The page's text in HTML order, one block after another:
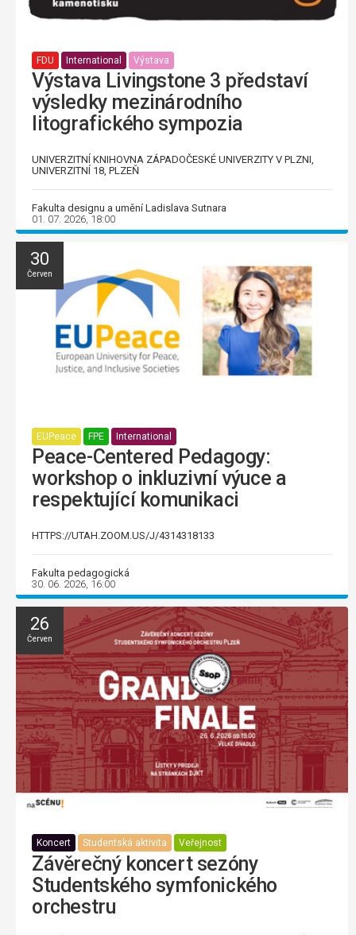
FDU International Výstava
Výstava Livingstone 3 představí
výsledky mezinárodního
litografického sympozia
UNIVERZITNÍ KNIHOVNA ZÁPADOČESKÉ UNIVERZITY V PLZNI,
UNIVERZITNÍ 18, PLZEŇ
Fakulta designu a umění Ladislava Sutnara
01. 07. 2026, 18:00
30
Červen
EUPeace FPE International
Peace-Centered Pedagogy:
workshop o inkluzivní výuce a
respektující komunikaci
HTTPS://UTAH.ZOOM.US/J/4314318133
Fakulta pedagogická
30. 06. 2026, 16:00
26
Červen
Koncert Studentská aktivita Veřejnost
Závěrečný koncert sezóny
Studentského symfonického
orchestru